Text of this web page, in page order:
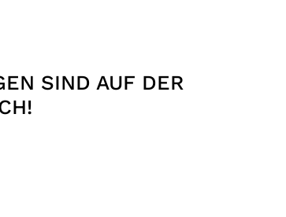
SIND AUF DER